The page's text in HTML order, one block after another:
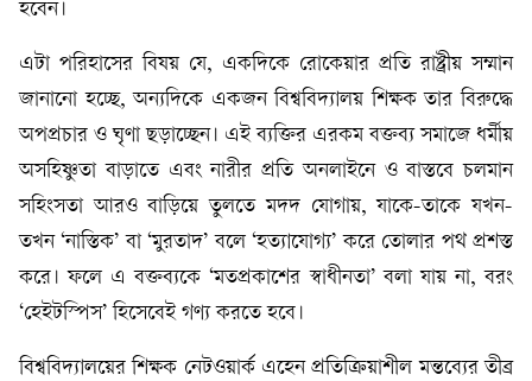
হবেন।
এটা পরিহাসের বিষয় যে, একদিকে রোকেয়ার প্রতি রাষ্ট্রীয় সম্মান
জানানো হচ্ছে, অন্যদিকে একজন বিশ্ববিদ্যালয় শিক্ষক তার বিরুদ্ধে
অপপ্রচার ও ঘৃণা ছড়াচ্ছেন। এই ব্যক্তির এরকম বক্তব্য সমাজে ধর্মীয়
অসহিষ্ণুতা বাড়াতে এবং নারীর প্রতি অনলাইনে ও বাস্তবে চলমান
সহিংসতা আরও বাড়িয়ে তুলতে মদদ যোগায়, যাকে-তাকে যখন-
তখন ‘নাস্তিক’ বা ‘মুরতাদ’ বলে ‘হত্যাযোগ্য’ করে তোলার পথ প্রশস্ত
করে। ফলে এ বক্তব্যকে ‘মতপ্রকাশের স্বাধীনতা’ বলা যায় না, বরং
‘হেইটস্পিস’ হিসেবেই গণ্য করতে হবে।
বিশ্ববিদ্যালয়ের শিক্ষক নেটওয়ার্ক এহেন প্রতিক্রিয়াশীল মন্তব্যের তীব্র